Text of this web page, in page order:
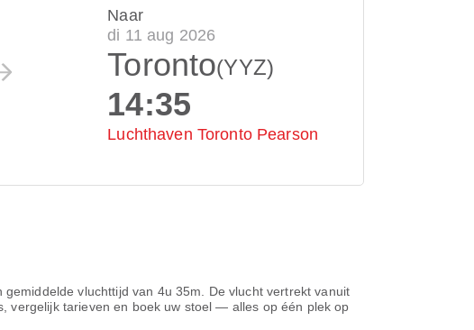
Naar
di 11 aug 2026
Toronto(YYZ)
14:35
Luchthaven Toronto Pearson
gemiddelde vluchttijd van 4u 35m . De vlucht vertrekt vanuit
vergelijk tarieven en boek uw stoel — alles op één plek op